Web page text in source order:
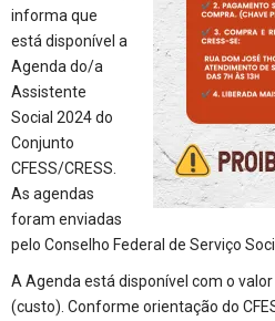
informa que
está disponível a
Agenda do/a
Assistente
Social 2024 do
Conjunto
CFESS/CRESS.
As agendas
foram enviadas
pelo Conselho Federal de Serviço
A Agenda está disponível com o
(custo). Conforme orientação do